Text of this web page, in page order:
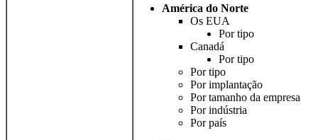
América do Norte
Os EUA
Por tipo
Canadá
Por tipo
Por tipo
Por implantação
Por tamanho da empresa
Por indústria
Por país